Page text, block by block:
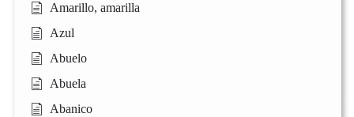
Amarillo, amarilla
Azul
Abuelo
Abuela
Abanico